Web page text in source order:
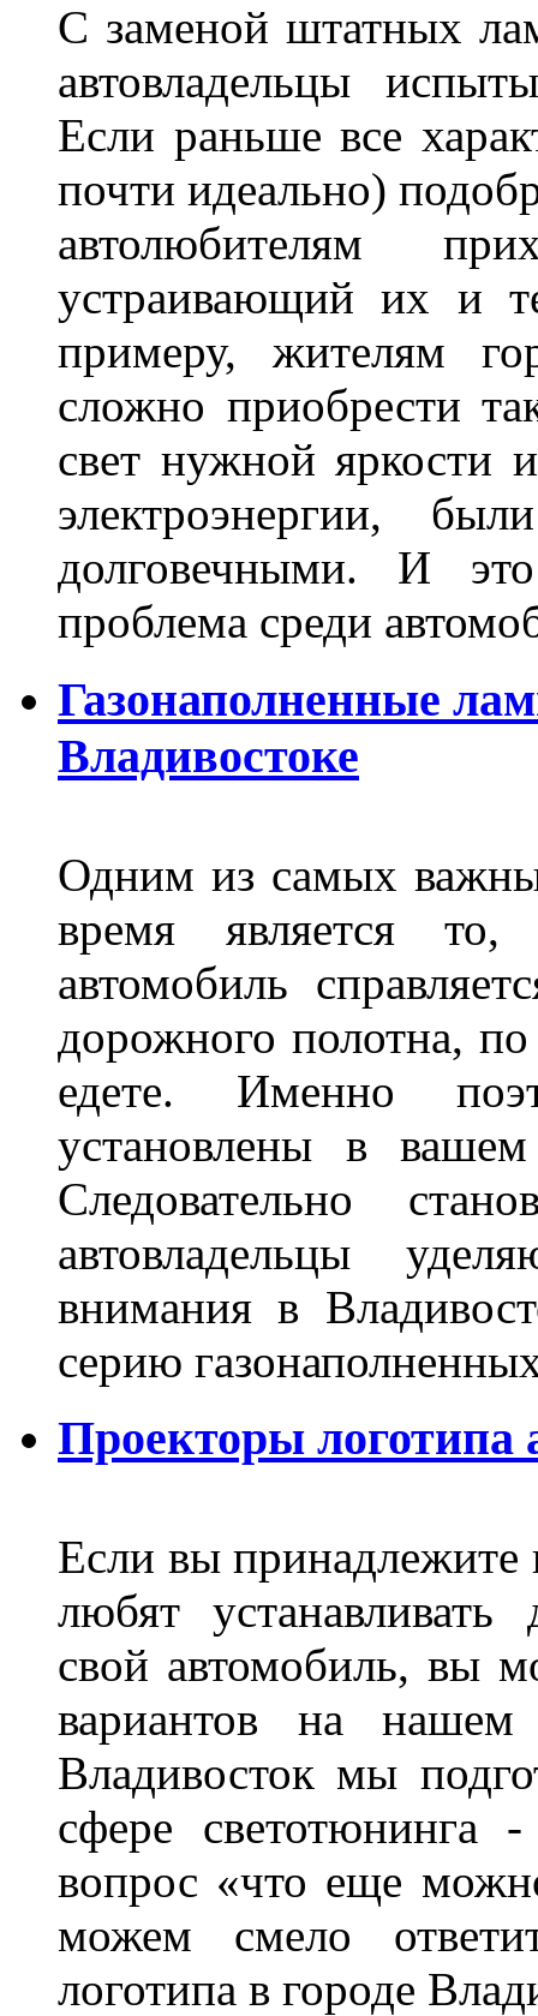
С заменой штатных
автовладельцы
Если раньше все
почти идеально)
автолюбителям
устраивающий их и
примеру, жителям
сложно приобрести
свет нужной яркости
электроэнергии,
долговечными. И
проблема среди
Газонаполненные
Владивостоке
Одним из самых
время является то,
автомобиль
дорожного полотна,
едете. Именно
установлены в
Следовательно
автовладельцы
внимания в
серию
Проекторы логотипа
Если вы принадлежите
любят устанавливать
свой автомобиль, вы
вариантов на
Владивосток мы
сфере светотюнинга
вопрос «что еще
можем смело
логотипа в городе